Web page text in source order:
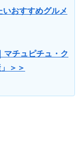
いおすすめグルメ
マチュピチュ・ク
＞＞